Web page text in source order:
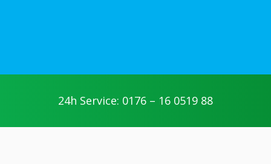
24h Service: 0176 – 16 0519 88